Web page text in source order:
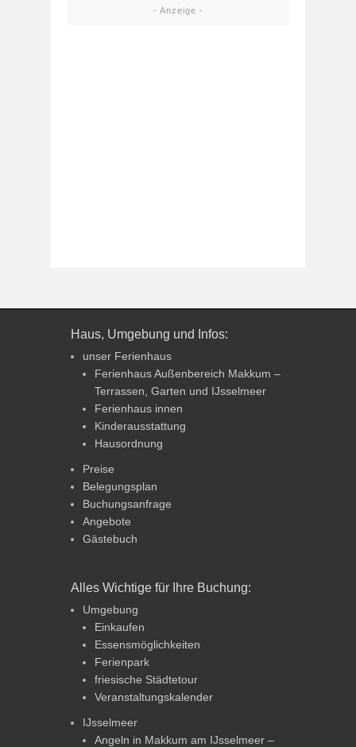
- Anzeige -
Haus, Umgebung und Infos:
unser Ferienhaus
Ferienhaus Außenbereich Makkum –
Terrassen, Garten und IJsselmeer
Ferienhaus innen
Kinderausstattung
Hausordnung
Preise
Belegungsplan
Buchungsanfrage
Angebote
Gästebuch
Alles Wichtige für Ihre Buchung:
Umgebung
Einkaufen
Essensmöglichkeiten
Ferienpark
friesische Städtetour
Veranstaltungskalender
IJsselmeer
Angeln in Makkum am IJsselmeer –